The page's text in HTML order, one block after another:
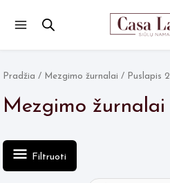
Pradžia / Mezgimo žurnalai / Puslapis 2
Mezgimo žurnalai
Filtruoti